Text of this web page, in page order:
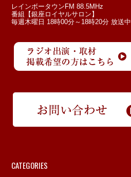
レインボータウンFM 88.5MHz
番組【銀座ロイヤルサロン】
毎週木曜日 18時00分～18時20分 放送中
CATEGORIES